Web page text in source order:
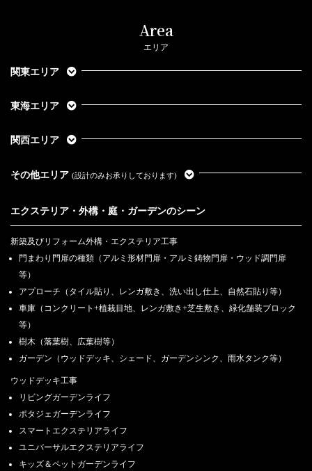
Area
エリア
関東エリア
東海エリア
関西エリア
その他エリア (設計のみお承りしております)
エクステリア・外構・庭・ガーデンのシーン
新築及びリフォーム外構・エクステリア工事
門まわり門扉の種類（アルミ形材門扉・アルミ鋳物門扉・ウッド調門扉
等）
アプローチ（タイル貼り、レンガ敷き、洗い出し仕上、自然石貼り等）
車庫（コンクリート+植栽目地、レンガ敷き+芝生敷き、緑化舗装ブロック
等）
樹木（落葉樹、広葉樹等）
ガーデン（ウッドデッキ、シェード、ガーデンシンク、雨水タンク等）
ウッドデッキ工事
リビングガーデンライフ
ポタジェガーデンライフ
スマートエクステリアライフ
ユニバーサルエクステリアライフ
キッズ＆ペットガーデンライフ